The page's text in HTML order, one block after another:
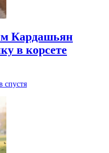
Кардашьян
в корсете
спустя